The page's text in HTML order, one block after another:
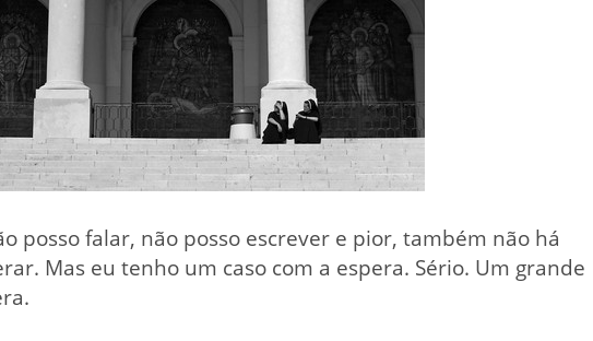
posso falar, não posso escrever e pior, também não há
Mas eu tenho um caso com a espera. Sério. Um grande